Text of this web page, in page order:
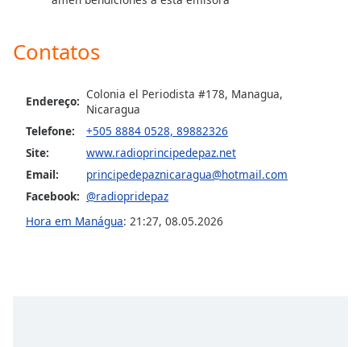
Escape
will
window.
Color
Contatos
Endereço: Colonia el Periodista #178, Managua,
Nicaragua
Telefone:
+505 8884 0528, 89882326
Site:
www.radioprincipedepaz.net
Email:
principedepaznicaragua@hotmail.com
Facebook: @radiopridepaz
Hora em Manágua: 21:27, 08.05.2026